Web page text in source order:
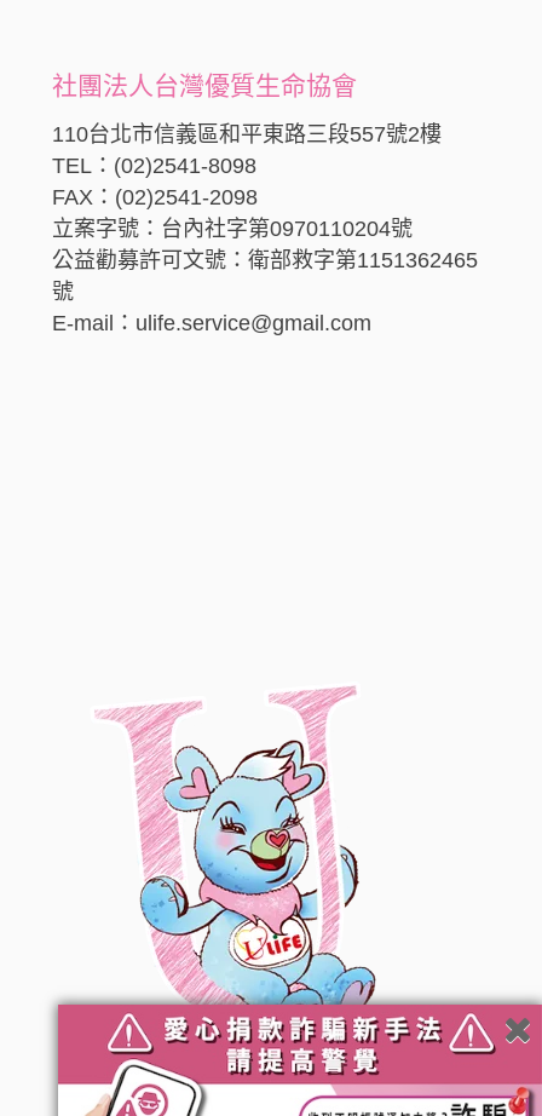
社團法人台灣優質生命協會
110台北市信義區和平東路三段557號2樓
TEL：(02)2541-8098
FAX：(02)2541-2098
立案字號：台內社字第0970110204號
公益勸募許可文號：衛部救字第1151362465
號
E-mail：ulife.service@gmail.com